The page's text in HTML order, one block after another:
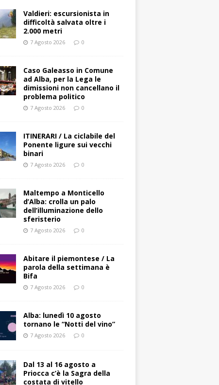
Valdieri: escursionista in
difficoltà salvata oltre i
2.000 metri
7 Agosto 2026 0
Caso Galeasso in Comune
ad Alba, per la Lega le
dimissioni non cancellano il
problema politico
7 Agosto 2026 0
ITINERARI / La ciclabile del
Ponente ligure sui vecchi
binari
7 Agosto 2026 0
Maltempo a Monticello
d’Alba: crolla un palo
dell’illuminazione dello
sferisterio
7 Agosto 2026 0
Abitare il piemontese / La
parola della settimana è
Bifa
7 Agosto 2026 0
Alba: lunedì 10 agosto
tornano le “Notti del vino”
7 Agosto 2026 0
Dal 13 al 16 agosto a
Priocca c’è la Sagra della
costata di vitello